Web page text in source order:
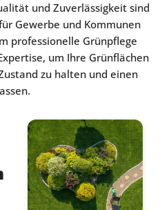
und Zuverlässigkeit sind
Gewerbe und Kommunen
professionelle Grünpflege
um Ihre Grünflächen
zu halten und einen